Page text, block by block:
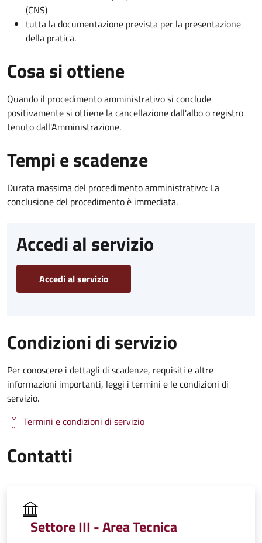
(CNS)
tutta la documentazione prevista per la presentazione
della pratica.
Cosa si ottiene
Quando il procedimento amministrativo si conclude
positivamente si ottiene la cancellazione dall'albo o registro
tenuto dall'Amministrazione.
Tempi e scadenze
Durata massima del procedimento amministrativo: La
conclusione del procedimento è immediata.
Accedi al servizio
Accedi al servizio
Condizioni di servizio
Per conoscere i dettagli di scadenze, requisiti e altre
informazioni importanti, leggi i termini e le condizioni di
servizio.
Termini e condizioni di servizio
Contatti
Settore III - Area Tecnica